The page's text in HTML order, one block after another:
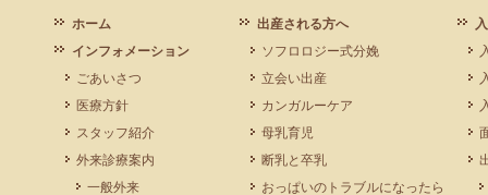
ホーム
インフォメーション
ごあいさつ
医療方針
スタッフ紹介
外来診療案内
一般外来
出産される方へ
ソフロロジー式分娩
立会い出産
カンガルーケア
母乳育児
断乳と卒乳
おっぱいのトラブルになったら